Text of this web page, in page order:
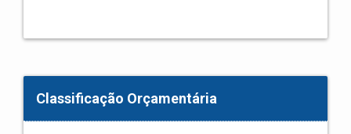
Classificação Orçamentária